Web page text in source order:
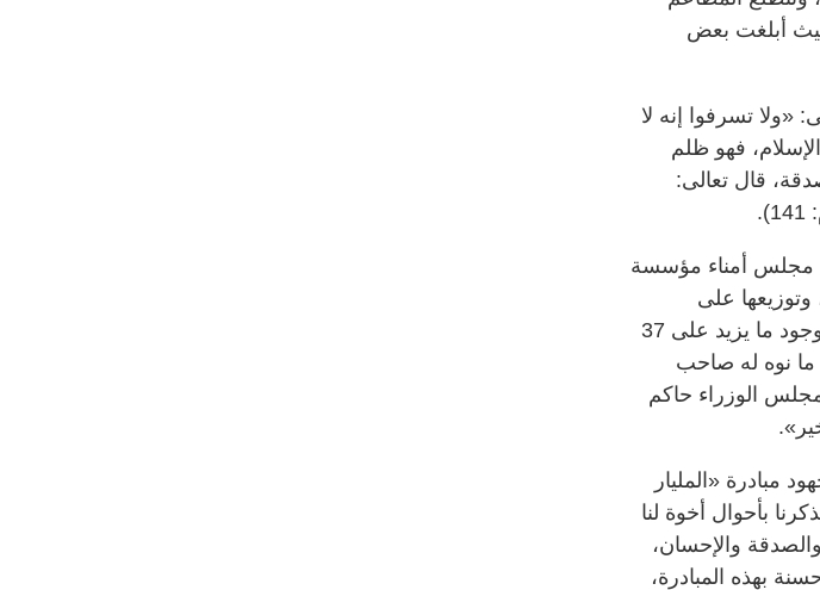
من هدر الطعام بنسبة تصل إلى 75%، حيث أبلغت بعض
«ولا تسرفوا إنه لا
بيّن في الإسلام، فهو ظلم
قال تعالى:
مجلس أمناء مؤسسة
على
المحتاجين في رمضان، بالتعاون مع 200 فندق ومنشأة غذائية، مع وجود ما يزيد على 37
ما نوه له صاحب
الوزراء حاكم
مبادرة «المليار
بأحوال أخوة لنا
والإحسان،
بهذه المبادرة،